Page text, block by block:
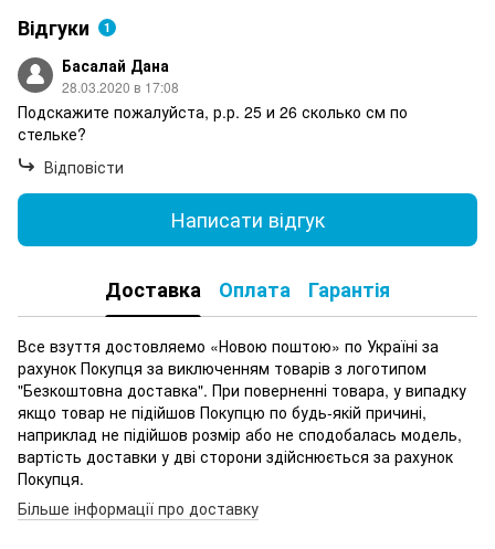
Відгуки 1
Басалай Дана
28.03.2020 в 17:08
Подскажите пожалуйста, р.р. 25 и 26 сколько см по
стельке?
Відповісти
Написати відгук
Доставка Оплата Гарантія
Все взуття достовляемо «Новою поштою» по Україні за
рахунок Покупця за виключенням товарів з логотипом
"Безкоштовна доставка". При поверненні товара, у випадку
якщо товар не підійшов Покупцю по будь-якій причині,
наприклад не підійшов розмір або не сподобалась модель,
вартість доставки у дві сторони здійснюється за рахунок
Покупця.
Більше інформації про доставку